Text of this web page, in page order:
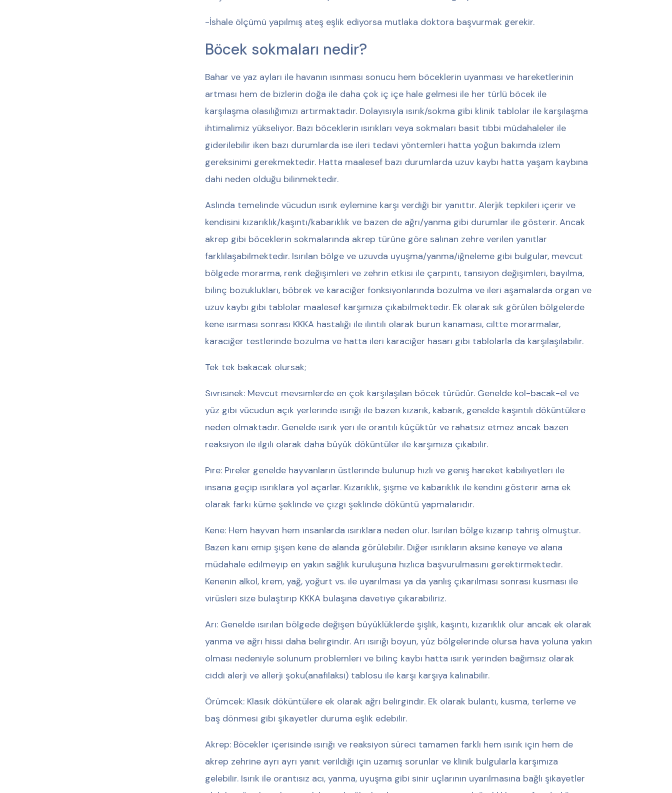
-İshale ölçümü yapılmış ateş eşlik ediyorsa mutlaka doktora başvurmak gerekir.
Böcek sokmaları nedir?
Bahar ve yaz ayları ile havanın ısınması sonucu hem böceklerin uyanması ve hareketlerinin
artması hem de bizlerin doğa ile daha çok iç içe hale gelmesi ile her türlü böcek ile
karşılaşma olasılığımızı artırmaktadır. Dolayısıyla ısırık/sokma gibi klinik tablolar ile karşılaşma
ihtimalimiz yükseliyor. Bazı böceklerin ısırıkları veya sokmaları basit tıbbi müdahaleler ile
giderilebilir iken bazı durumlarda ise ileri tedavi yöntemleri hatta yoğun bakımda izlem
gereksinimi gerekmektedir. Hatta maalesef bazı durumlarda uzuv kaybı hatta yaşam kaybına
dahi neden olduğu bilinmektedir.
Aslında temelinde vücudun ısırık eylemine karşı verdiği bir yanıttır. Alerjik tepkileri içerir ve
kendisini kızarıklık/kaşıntı/kabarıklık ve bazen de ağrı/yanma gibi durumlar ile gösterir. Ancak
akrep gibi böceklerin sokmalarında akrep türüne göre salınan zehre verilen yanıtlar
farklılaşabilmektedir. Isırılan bölge ve uzuvda uyuşma/yanma/iğneleme gibi bulgular, mevcut
bölgede morarma, renk değişimleri ve zehrin etkisi ile çarpıntı, tansiyon değişimleri, bayılma,
bilinç bozuklukları, böbrek ve karaciğer fonksiyonlarında bozulma ve ileri aşamalarda organ ve
uzuv kaybı gibi tablolar maalesef karşımıza çıkabilmektedir. Ek olarak sık görülen bölgelerde
kene ısırması sonrası KKKA hastalığı ile ilintili olarak burun kanaması, ciltte morarmalar,
karaciğer testlerinde bozulma ve hatta ileri karaciğer hasarı gibi tablolarla da karşılaşılabilir.
Tek tek bakacak olursak;
Sivrisinek: Mevcut mevsimlerde en çok karşılaşılan böcek türüdür. Genelde kol-bacak-el ve
yüz gibi vücudun açık yerlerinde ısırığı ile bazen kızarık, kabarık, genelde kaşıntılı döküntülere
neden olmaktadır. Genelde ısırık yeri ile orantılı küçüktür ve rahatsız etmez ancak bazen
reaksiyon ile ilgili olarak daha büyük döküntüler ile karşımıza çıkabilir.
Pire: Pireler genelde hayvanların üstlerinde bulunup hızlı ve geniş hareket kabiliyetleri ile
insana geçip ısırıklara yol açarlar. Kızarıklık, şişme ve kabarıklık ile kendini gösterir ama ek
olarak farkı küme şeklinde ve çizgi şeklinde döküntü yapmalarıdır.
Kene: Hem hayvan hem insanlarda ısırıklara neden olur. Isırılan bölge kızarıp tahriş olmuştur.
Bazen kanı emip şişen kene de alanda görülebilir. Diğer ısırıkların aksine keneye ve alana
müdahale edilmeyip en yakın sağlık kuruluşuna hızlıca başvurulmasını gerektirmektedir.
Kenenin alkol, krem, yağ, yoğurt vs. ile uyarılması ya da yanlış çıkarılması sonrası kusması ile
virüsleri size bulaştırıp KKKA bulaşına davetiye çıkarabiliriz.
Arı: Genelde ısırılan bölgede değişen büyüklüklerde şişlik, kaşıntı, kızarıklık olur ancak ek olarak
yanma ve ağrı hissi daha belirgindir. Arı ısırığı boyun, yüz bölgelerinde olursa hava yoluna yakın
olması nedeniyle solunum problemleri ve bilinç kaybı hatta ısırık yerinden bağımsız olarak
ciddi alerji ve allerji şoku(anafilaksi) tablosu ile karşı karşıya kalınabilir.
Örümcek: Klasik döküntülere ek olarak ağrı belirgindir. Ek olarak bulantı, kusma, terleme ve
baş dönmesi gibi şikayetler duruma eşlik edebilir.
Akrep: Böcekler içerisinde ısırığı ve reaksiyon süreci tamamen farklı hem ısırık için hem de
akrep zehrine ayrı ayrı yanıt verildiği için uzamış sorunlar ve klinik bulgularla karşımıza
gelebilir. Isırık ile orantısız acı, yanma, uyuşma gibi sinir uçlarının uyarılmasına bağlı şikayetler